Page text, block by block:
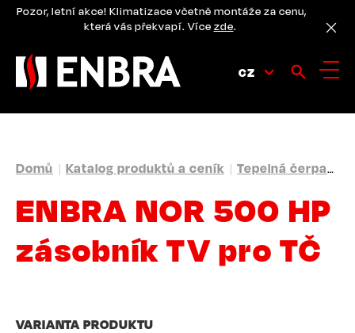
PřejítPozor, letní akce! Klimatizace včetně montáže za cenu,
která vás překvapí. Více zde.
CZ
DROBEČKOVÁ
NAVIGACE
Domů Katalog produktů a ceník Tepelná čerpadla
ENBRA NOR 500 HP
zásobník TV pro TČ
VARIANTA PRODUKTU